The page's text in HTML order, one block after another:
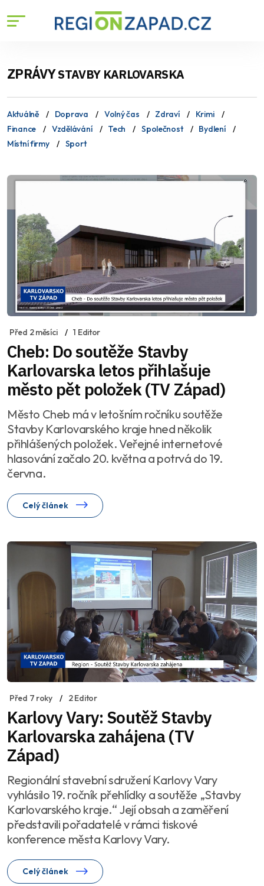
ZPRÁVYSTAVBY KARLOVARSKA
Aktuálně Doprava Volný čas Zdraví
Krimi
Finance
Vzdělávání Tech Společnost
Bydlení
Místní firmy
Sport
Před 2 měsíci 1 Editor
Cheb: Do soutěže Stavby
Karlovarska letos přihlašuje
město pět položek (TV Západ)
Město Cheb má v letošním ročníku soutěže
Stavby Karlovarského kraje hned několik
přihlášených položek. Veřejné internetové
hlasování začalo 20. května a potrvá do 19.
června.
Celý článek
Před 7 roky 2 Editor
Karlovy Vary: Soutěž Stavby
Karlovarska zahájena (TV
Západ)
Regionální stavební sdružení Karlovy Vary
vyhlásilo 19. ročník přehlídky a soutěže „Stavby
Karlovarského kraje.“ Její obsah a zaměření
představili pořadatelé v rámci tiskové
konference města Karlovy Vary.
Celý článek